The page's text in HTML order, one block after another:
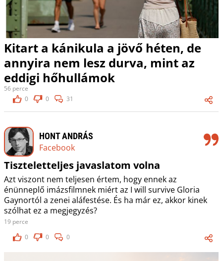
Kitart a kánikula a jövő héten, de
annyira nem lesz durva, mint az
eddigi hőhullámok
56 perce
0
0 31
HONT ANDRÁS
Facebook
Tiszteletteljes javaslatom volna
Azt viszont nem teljesen értem, hogy ennek az
énünneplő imázsfilmnek miért az I will survive Gloria
Gaynortól a zenei aláfestése. És ha már ez, akkor kinek
szólhat ez a megjegyzés?
19 perce
0
0 0